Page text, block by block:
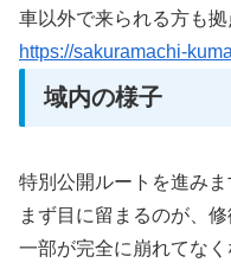
車以外で来られる方も拠
https://sakuramachi-
域内の様子
特別公開ルートを進みま
まず目に留まるのが、修
一部が完全に崩れてなく